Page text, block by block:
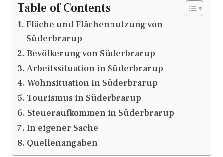
Table of Contents
Fläche und Flächennutzung von
Süderbrarup
Bevölkerung von Süderbrarup
Arbeitssituation in Süderbrarup
Wohnsituation in Süderbrarup
Tourismus in Süderbrarup
Steueraufkommen in Süderbrarup
In eigener Sache
Quellenangaben